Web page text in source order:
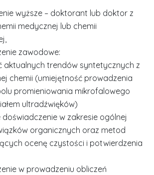
wyższe – doktorant lub doktor z
medycznej lub chemii
zawodowe:
aktualnych trendów syntetycznych z
chemii (umiejętność prowadzenia
promieniowania mikrofalowego
ultradźwięków)
doświadczenie w zakresie ogólnej
organicznych oraz metod
ocenę czystości i potwierdzenia
w prowadzeniu obliczeń